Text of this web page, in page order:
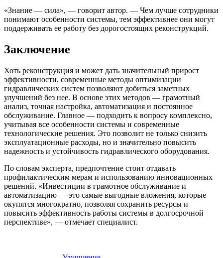
«Знание — сила», — говорит автор. — Чем лучше сотрудники
понимают особенности системы, тем эффективнее они могут
поддерживать ее работу без дорогостоящих реконструкций.
Заключение
Хоть реконструкция и может дать значительный прирост
эффективности, современные методы оптимизации
гидравлических систем позволяют добиться заметных
улучшений без нее. В основе этих методов — грамотный
анализ, точная настройка, автоматизация и постоянное
обслуживание. Главное — подходить к вопросу комплексно,
учитывая все особенности системы и современные
технологические решения. Это позволит не только снизить
эксплуатационные расходы, но и значительно повысить
надежность и устойчивость гидравлического оборудования.
По словам эксперта, предпочтение стоит отдавать
профилактическим мерам и использованию инновационных
решений. «Инвестиции в грамотное обслуживание и
автоматизацию — это самые выгодные вложения, которые
окупятся многократно, позволяя сохранить ресурсы и
повысить эффективность работы системы в долгосрочной
перспективе», — отмечает специалист.